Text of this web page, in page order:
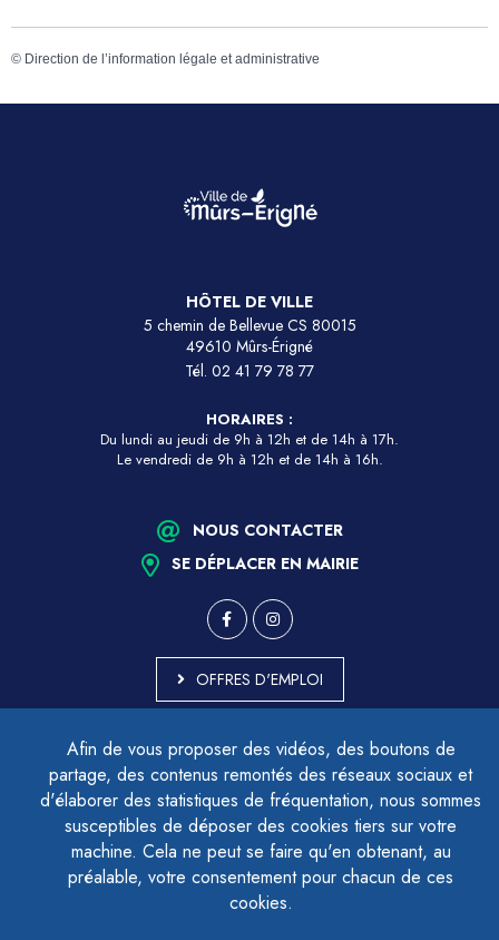
Afin de vous proposer des vidéos, des boutons de
partage, des contenus remontés des réseaux sociaux et
d'élaborer des statistiques de fréquentation, nous sommes
susceptibles de déposer des cookies tiers sur votre
machine. Cela ne peut se faire qu'en obtenant, au
préalable, votre consentement pour chacun de ces
cookies.
© Direction de l’information légale et administrative
HÔTEL DE VILLE
5 chemin de Bellevue CS 80015
49610 Mûrs-Érigné
Tél. 02 41 79 78 77
HORAIRES :
Du lundi au jeudi de 9h à 12h et de 14h à 17h.
Le vendredi de 9h à 12h et de 14h à 16h.
NOUS CONTACTER
SE DÉPLACER EN MAIRIE
OFFRES D'EMPLOI
ACCESSIBILITÉ - PARTIELLEMENT CONFORME
PLAN DU SITE
MENTIONS LÉGALES
CONTACTER LE DÉLÉGUÉ À LA PROTECTION DES DONNÉES
GESTION DES COOKIES